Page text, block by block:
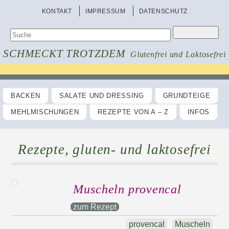
KONTAKT IMPRESSUM DATENSCHUTZ
SCHMECKT TROTZDEM Glutenfrei und Laktosefrei
BACKEN SALATE UND DRESSING GRUNDTEIGE
MEHLMISCHUNGEN REZEPTE VON A – Z INFOS
Rezepte, gluten- und laktosefrei
Muscheln provencal
zum Rezept
Muscheln
provencal